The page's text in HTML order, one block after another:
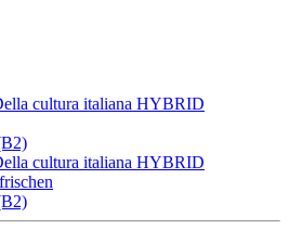
cultura italiana HYBRID
cultura italiana HYBRID